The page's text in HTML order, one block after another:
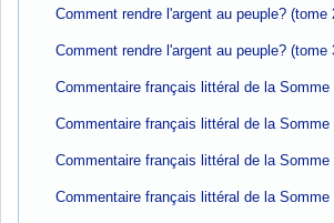
Comment rendre l'argent au peuple? (tome
Comment rendre l'argent au peuple? (tome
Commentaire français littéral de la
Commentaire français littéral de la
Commentaire français littéral de la
Commentaire français littéral de la Somme